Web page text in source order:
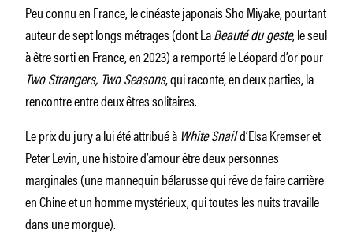
Peu connu en France, le cinéaste japonais Sho Miyake, pourtant
auteur de sept longs métrages (dont LaBeauté du geste, le seul
à être sorti en France, en 2023) a remporté le Léopard d’or pour
Two Strangers, Two Seasons, qui raconte, en deux parties, la
rencontre entre deux êtres solitaires.
Le prix du jury a lui été attribué àWhite Snaild’Elsa Kremser et
Peter Levin, une histoire d’amour être deux personnes
marginales (une mannequin bélarusse qui rêve de faire carrière
en Chine et un homme mystérieux, qui toutes les nuits travaille
dans une morgue).